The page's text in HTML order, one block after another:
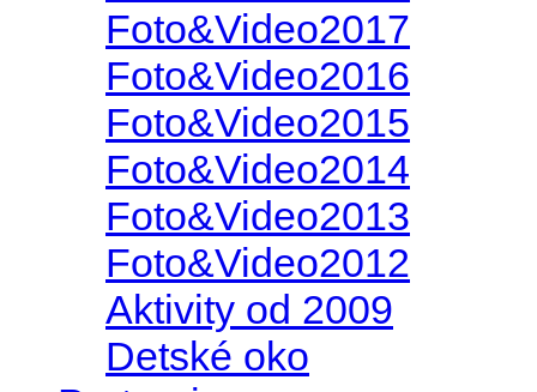
Foto&Video2017
Foto&Video2016
Foto&Video2015
Foto&Video2014
Foto&Video2013
Foto&Video2012
Aktivity od 2009
Detské oko